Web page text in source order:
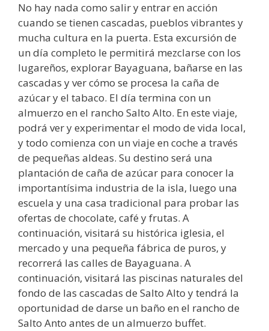
No hay nada como salir y entrar en acción
cuando se tienen cascadas, pueblos vibrantes y
mucha cultura en la puerta. Esta excursión de
un día completo le permitirá mezclarse con los
lugareños, explorar Bayaguana, bañarse en las
cascadas y ver cómo se procesa la caña de
azúcar y el tabaco. El día termina con un
almuerzo en el rancho Salto Alto. En este viaje,
podrá ver y experimentar el modo de vida local,
y todo comienza con un viaje en coche a través
de pequeñas aldeas. Su destino será una
plantación de caña de azúcar para conocer la
importantísima industria de la isla, luego una
escuela y una casa tradicional para probar las
ofertas de chocolate, café y frutas. A
continuación, visitará su histórica iglesia, el
mercado y una pequeña fábrica de puros, y
recorrerá las calles de Bayaguana. A
continuación, visitará las piscinas naturales del
fondo de las cascadas de Salto Alto y tendrá la
oportunidad de darse un baño en el rancho de
Salto Anto antes de un almuerzo buffet.